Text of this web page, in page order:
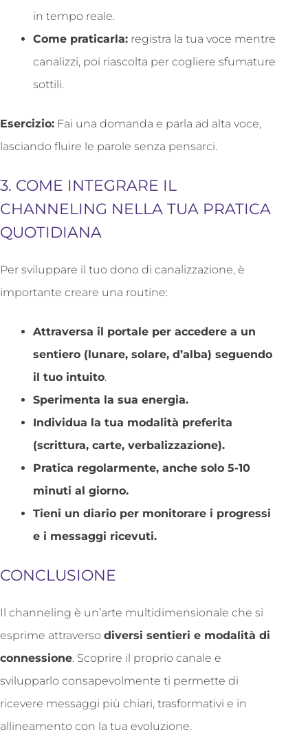
in tempo reale.
Come praticarla: registra la tua voce mentre
canalizzi, poi riascolta per cogliere sfumature
sottili.
Esercizio: Fai una domanda e parla ad alta voce,
lasciando fluire le parole senza pensarci.
3. COME INTEGRARE IL
CHANNELING NELLA TUA PRATICA
QUOTIDIANA
Per sviluppare il tuo dono di canalizzazione, è
importante creare una routine:
Attraversa il portale per accedere a un
sentiero (lunare, solare, d’alba) seguendo
il tuo intuito.
Sperimenta la sua energia.
Individua la tua modalità preferita
(scrittura, carte, verbalizzazione).
Pratica regolarmente, anche solo 5-10
minuti al giorno.
Tieni un diario per monitorare i progressi
e i messaggi ricevuti.
CONCLUSIONE
Il channeling è un’arte multidimensionale che si
esprime attraverso diversi sentieri e modalità di
connessione. Scoprire il proprio canale e
svilupparlo consapevolmente ti permette di
ricevere messaggi più chiari, trasformativi e in
allineamento con la tua evoluzione.